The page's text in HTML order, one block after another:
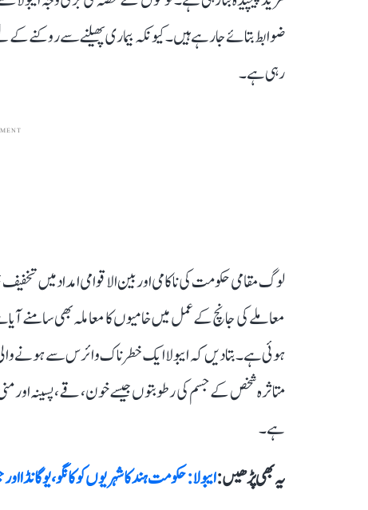
ضوابط بتائے جا رہے ہیں۔ کیونکہ بیماری پھیلنے سے روکنے
رہی ہے۔
لوگ مقامی حکومت کی ناکامی اور بین الاقوامی امداد میں
معاملے کی جانچ کے عمل میں خامیوں کا معاملہ بھی سامنے
ہوئی ہے۔ بتا دیں کہ ایبولا ایک خطرناک وائرس سے ہونے
متاثرہ شخص کے جسم کی رطوبتوں جیسے خون، قے، پسینہ
ہے۔
یہ بھی پڑھیں :ایبولا: حکومت ہند کا شہریوں کو کانگو،